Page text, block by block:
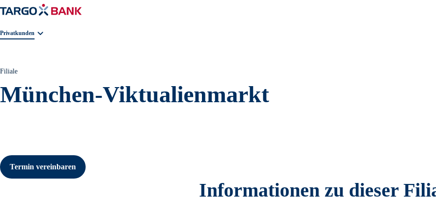
Geschäftsbereichnavigation. Aktuelle Auswahl:
Privatkunden
Filiale
München-Viktualienmarkt
Termin vereinbaren
Informationen zu dieser